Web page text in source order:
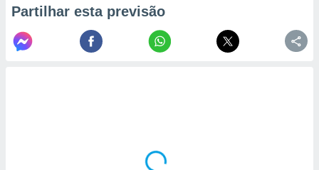
Partilhar esta previsão